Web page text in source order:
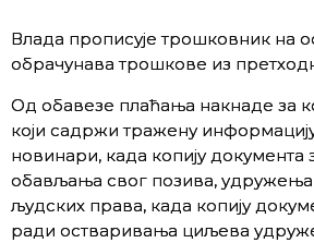
Влада прописује трошковник на
обрачунава трошкове из
Од обавезе плаћања накнаде за
који садржи тражену
новинари, када копију документа
обављања свог позива, удружења
људских права, када копију
ради остваривања циљева